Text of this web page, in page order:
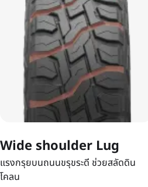
Wide shoulder Lug
แรงกรุยบนถนนขรุขระดี ช่วยสลัดดิน
โคลน